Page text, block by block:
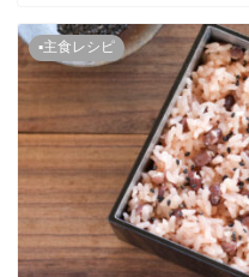
▪主食レシピ